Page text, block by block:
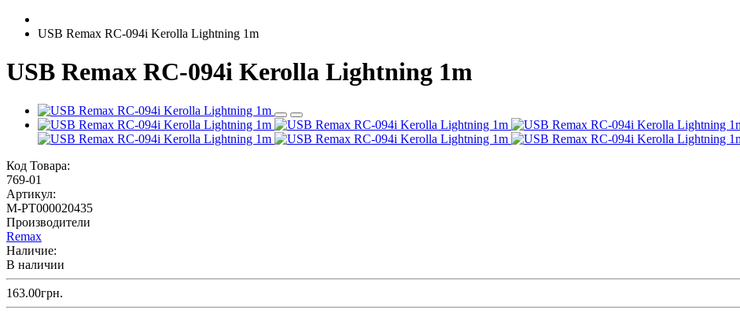
USB Remax RC-094i Kerolla Lightning 1m
USB Remax RC-094i Kerolla Lightning 1m
Код Товара:
769-01
Артикул:
M-РТ000020435
Производители
Remax
Наличие:
В наличии
163.00грн.